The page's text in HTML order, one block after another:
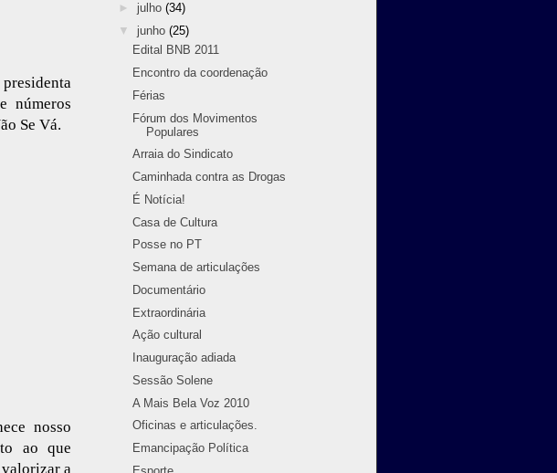
números
Se Vá.
nosso
ao que
a
► julho (34)
▼ junho (25)
Edital BNB 2011
Encontro da coordenação
Férias
Fórum dos Movimentos
Populares
Arraia do Sindicato
Caminhada contra as Drogas
É Notícia!
Casa de Cultura
Posse no PT
Semana de articulações
Documentário
Extraordinária
Ação cultural
Inauguração adiada
Sessão Solene
A Mais Bela Voz 2010
Oficinas e articulações.
Emancipação Política